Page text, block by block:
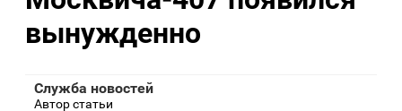
вынужденно
Служба новостей
Автор статьи